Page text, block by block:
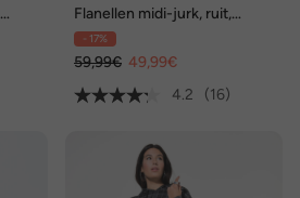
Flanellen midi-jurk, ruit,
tuniekhals, lange mouw
- 17%
59,99€ 49,99€
4.2
(16)